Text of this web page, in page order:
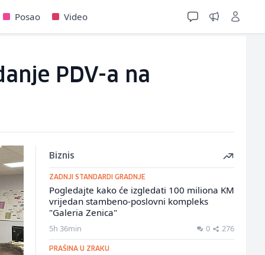
Posao Video
PDV-a na
Biznis
ZADNJI STANDARDI GRADNJE
Pogledajte kako će izgledati 100 miliona KM
vrijedan stambeno-poslovni kompleks
"Galeria Zenica"
5h 36min 0 276
PRAŠINA U ZRAKU